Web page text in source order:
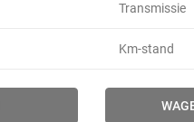
Transmissie
Km-stand